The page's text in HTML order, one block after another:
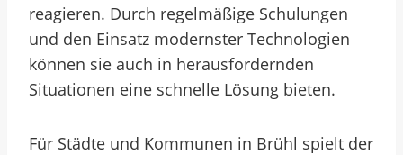
reagieren. Durch regelmäßige Schulungen
und den Einsatz modernster Technologien
können sie auch in herausfordernden
Situationen eine schnelle Lösung bieten.
Für Städte und Kommunen in Brühl spielt der